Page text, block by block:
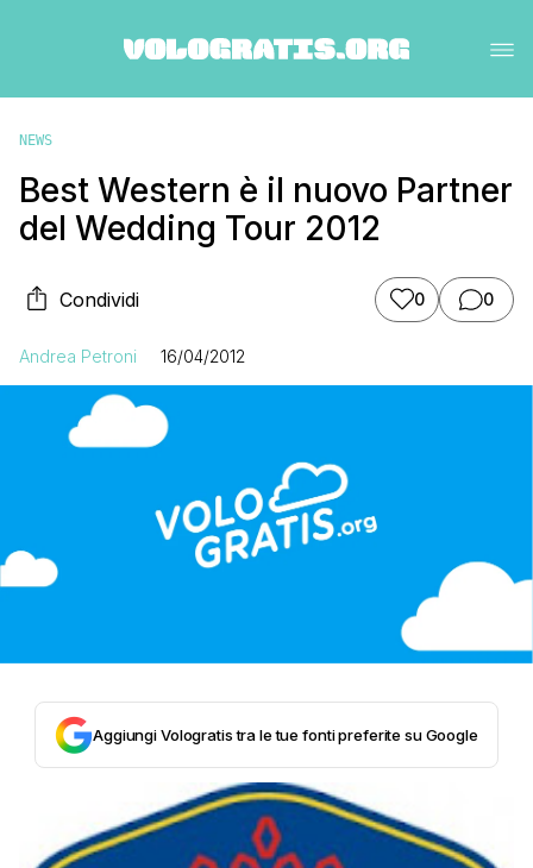
NEWS
Best Western è il nuovo Partner
del Wedding Tour 2012
Condividi 0 0
Andrea Petroni 16/04/2012
Aggiungi Vologratis tra le tue fonti preferite su Google